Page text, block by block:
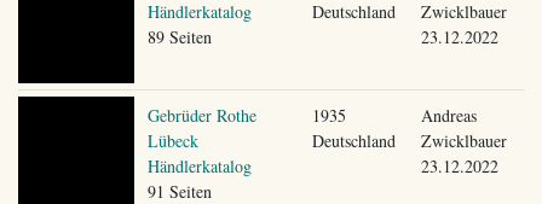
Händlerkatalog
89 Seiten
Deutschland
Zwicklbauer
23.12.2022
Gebrüder Rothe
Lübeck
Händlerkatalog
91 Seiten
1935
Deutschland
Andreas
Zwicklbauer
23.12.2022